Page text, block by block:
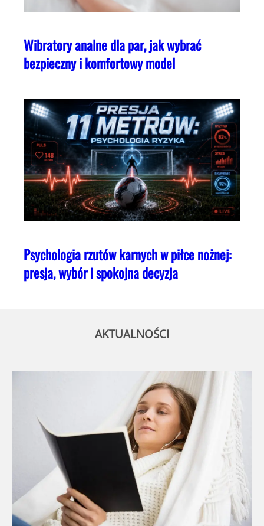
Wibratory analne dla par, jak wybrać
bezpieczny i komfortowy model
Psychologia rzutów karnych w piłce nożnej:
presja, wybór i spokojna decyzja
AKTUALNOŚCI